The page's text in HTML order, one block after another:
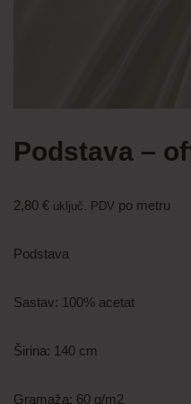
Podstava –
2,80 € uključ. PDV po metru
Podstava
Sastav: 100% acetat
Širina: 140 cm
Gramaža: 60 g/m2